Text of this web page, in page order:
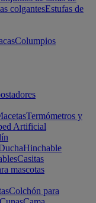
colgantesEstufas de
Columpios
Termómetros y
Artificial
Hinchable
Casitas
mascotas
Colchón para